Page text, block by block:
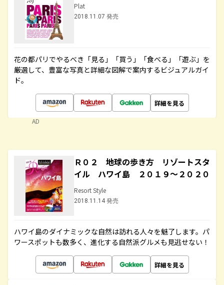
Plat
2018.11.07 発売
花の都パリでやるべき「見る」「買う」「食べる」「遊ぶ」を
厳選して、豊富な写真と詳細な図解で案内するビジュアルガイ
ド。
詳細を見る
AD
Ｒ０２ 地球の歩き方 リゾートスタ
イル ハワイ島 ２０１９～２０２０
Resort Style
2018.11.14 発売
ハワイ島のダイナミックな自然は訪れる人々を魅了します。パ
ワースポットも数多く、進化する自然派グルメも見逃せない！
詳細を見る